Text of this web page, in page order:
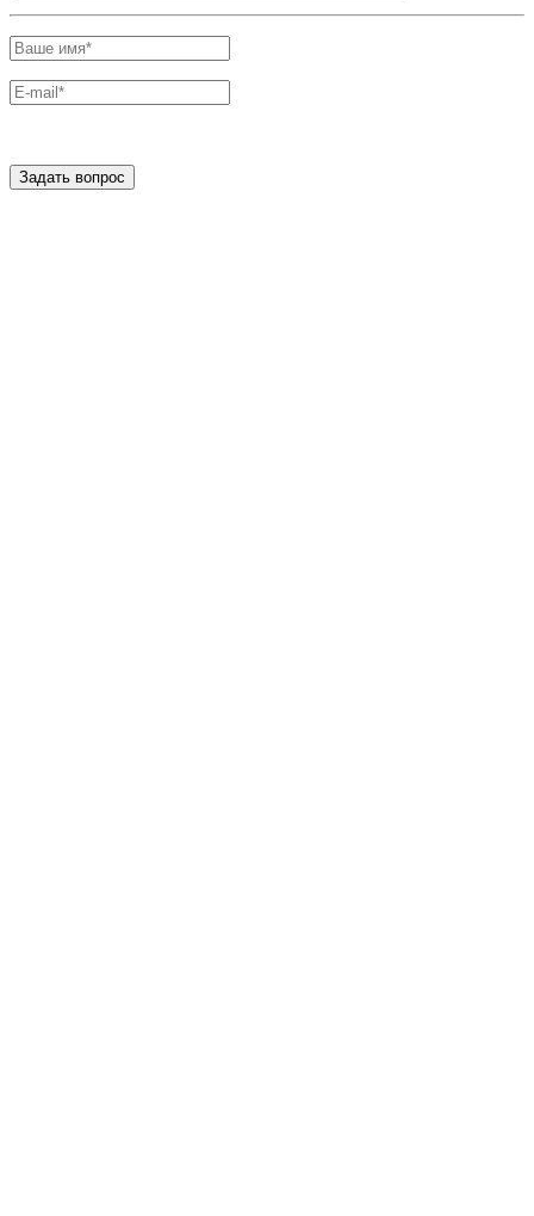
Задать вопрос